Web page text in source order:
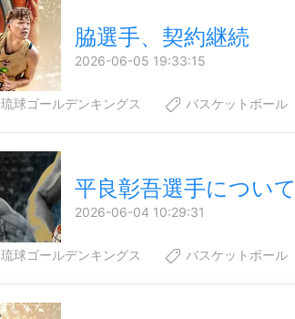
脇選手、契約継続
2026-06-05 19:33:15
琉球ゴールデンキングス バスケットボール
平良彰吾選手について
2026-06-04 10:29:31
琉球ゴールデンキングス バスケットボール